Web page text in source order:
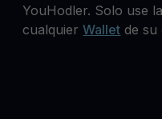
YouHodler. Solo use
cualquierWallet de su